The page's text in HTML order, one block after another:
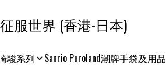
コンクエスト ワールド 征服世界 (香港-日本)
駿系列 Sanrio Puroland潮牌手袋及用品